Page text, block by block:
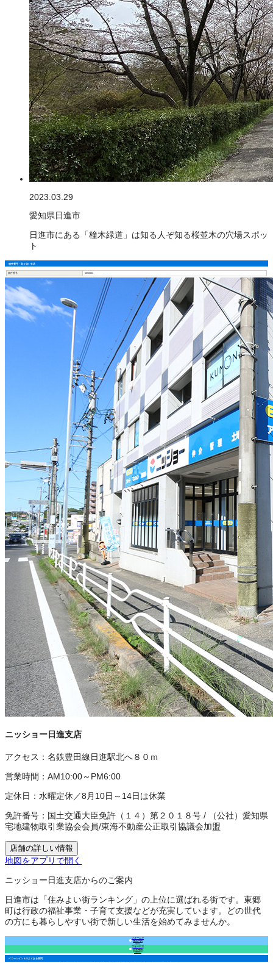
2023.03.29
愛知県日進市
日進市にある「橦木緑道」は知る人ぞ知る桜並木の穴場スポッ
ト
物件番号・取り扱い支店
物件番号 6650523
ニッショー日進支店
アクセス： 名鉄豊田線日進駅北へ８０ｍ
営業時間： AM10:00～PM6:00
定休日： 水曜定休／8月10日～14日は休業
免許番号： 国土交通大臣免許（１４）第２０１８号 /
（公社）愛知県
宅地建物取引業協会会員/東海不動産公正取引協議会加盟
店舗の詳しい情報
地図をアプリで開く
ニッショー日進支店からのご案内
日進市は「住みよい街ランキング」の上位に選ばれる街です。東郷
町は行政の福祉事業・子育て支援などが充実しています。どの世代
の方にも暮らしやすい街で新しい生活を始めてみませんか。
フォームで
来店予約
（無料）
フォームで
空室確認
（無料）
ペニーレインＡのよくある質問